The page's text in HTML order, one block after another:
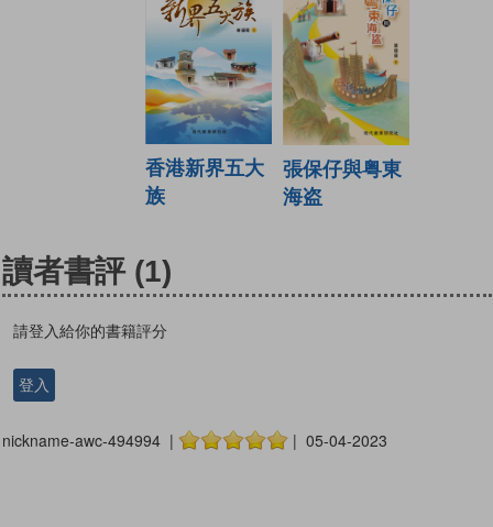
香港新界五大
族
張保仔與粤東
海盗
讀者書評 (1)
請登入給你的書籍評分
登入
nickname-awc-494994 | | 05-04-2023